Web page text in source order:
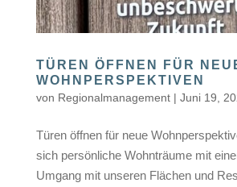
TÜREN ÖFFNEN FÜR
WOHNPERSPEKTIVEN
von Regionalmanagement| Juni 19,
Türen öffnen für neue
sich persönliche Wohnträume mit
Umgang mit unseren Flächen und